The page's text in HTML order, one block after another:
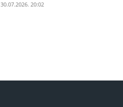
30.07.2026. 20:02